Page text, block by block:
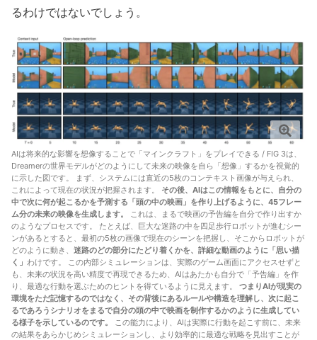
るわけではないでしょう。
AIは将来的な影響を想像することで「マインクラフト」をプレイできる / FIG 3は、
Dreamerの世界モデルがどのようにして未来の映像を自ら「想像」するかを視覚的
に示した図です。 まず、システムには直近の5枚のコンテキスト画像が与えられ、
これによって現在の状況が把握されます。 その後、AIはこの情報をもとに、自分の
中で次に何が起こるかを予測する「頭の中の映画」を作り上げるように、45フレー
ム分の未来の映像を生成します。
これは、まるで映画の予告編を自分で作り出すか
のようなプロセスです。 たとえば、巨大な迷路の中を四足歩行ロボットが進むシー
ンがあるとすると、最初の5枚の画像で現在のシーンを把握し、そこからロボットが
どのように動き、 迷路のどの部分にたどり着くかを、詳細な動画のように「思い描
く」 わけです。 この内部シミュレーションは、実際のゲーム画面にアクセスせずと
も、未来の状況を高い精度で再現できるため、AIはあたかも自分で「予告編」を作
り、最適な行動を選ぶためのヒントを得ているように見えます。 つまりAIが現実の
環境をただ記憶するのではなく、その背後にあるルールや構造を理解し、次に起こ
るであろうシナリオをまるで自分の頭の中で映画を制作するかのように生成してい
る様子を示しているのです。
この能力により、AIは実際に行動を起こす前に、未来
の結果をあらかじめシミュレーションし、より効率的に最適な戦略を見出すことが